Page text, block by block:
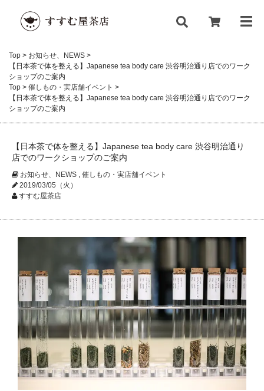
Top > お知らせ、NEWS >
【日本茶で体を整える】Japanese tea body care 渋谷明治通り店でのワーク
ショップのご案内
Top > 催しもの・実店舗イベント >
【日本茶で体を整える】Japanese tea body care 渋谷明治通り店でのワーク
ショップのご案内
【日本茶で体を整える】Japanese tea body care 渋谷明治通り
店でのワークショップのご案内
お知らせ、NEWS , 催しもの・実店舗イベント
2019/03/05（火）
すすむ屋茶店